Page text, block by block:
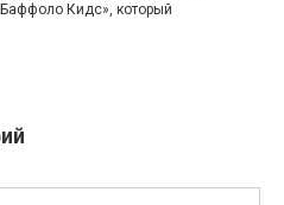
Кидс», который